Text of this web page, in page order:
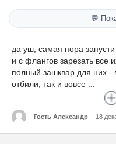
💬
да уш, самая пора
и с флангов зарезать все
полный зашквар для них -
отбили, так и вовсе ...
Гость Александр 18